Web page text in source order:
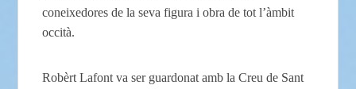
coneixedores de la seva figura i obra de tot l’àmbit
occità.
Robèrt Lafont va ser guardonat amb la Creu de Sant